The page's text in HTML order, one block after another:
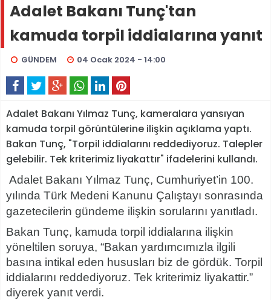
Adalet Bakanı Tunç'tan
kamuda torpil iddialarına yanıt
GÜNDEM 04 Ocak 2024 - 14:00
Adalet Bakanı Yılmaz Tunç, kameralara yansıyan
kamuda torpil görüntülerine ilişkin açıklama yaptı.
Bakan Tunç, "Torpil iddialarını reddediyoruz. Talepler
gelebilir. Tek kriterimiz liyakattır" ifadelerini kullandı.
Adalet Bakanı Yılmaz Tunç, Cumhuriyet’in 100.
yılında Türk Medeni Kanunu Çalıştayı sonrasında
gazetecilerin gündeme ilişkin sorularını yanıtladı.
Bakan Tunç, kamuda torpil iddialarına ilişkin
yöneltilen soruya, “Bakan yardımcımızla ilgili
basına intikal eden hususları biz de gördük. Torpil
iddialarını reddediyoruz. Tek kriterimiz liyakattir.”
diyerek yanıt verdi.